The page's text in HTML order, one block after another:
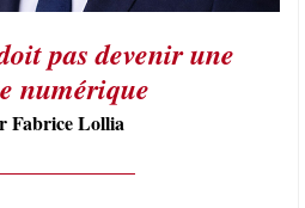
pas devenir une
numérique
Fabrice Lollia